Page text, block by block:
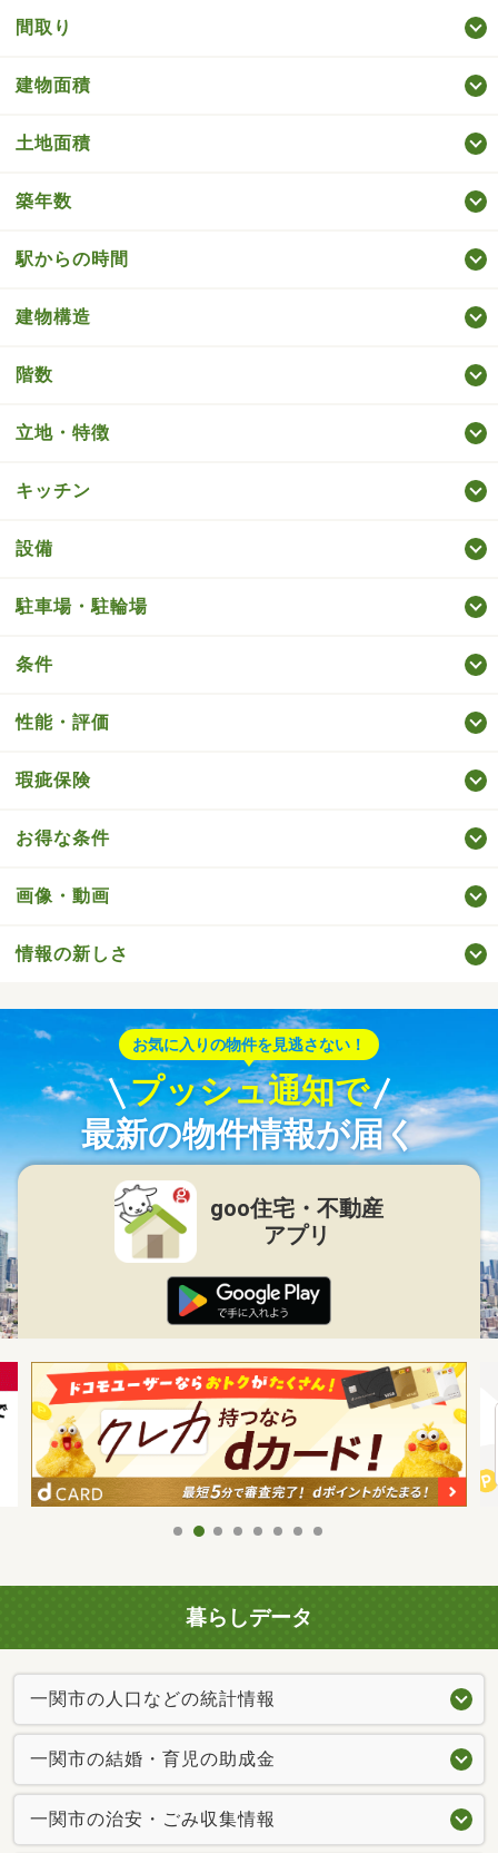
間取り
建物面積
土地面積
築年数
駅からの時間
建物構造
階数
立地・特徴
キッチン
設備
駐車場・駐輪場
条件
性能・評価
瑕疵保険
お得な条件
画像・動画
情報の新しさ
お気に入りの物件を見逃さない！
プッシュ通知で
最新の物件情報が届く
goo住宅・不動産
アプリ
暮らしデータ
一関市の人口などの統計情報
一関市の結婚・育児の助成金
一関市の治安・ごみ収集情報